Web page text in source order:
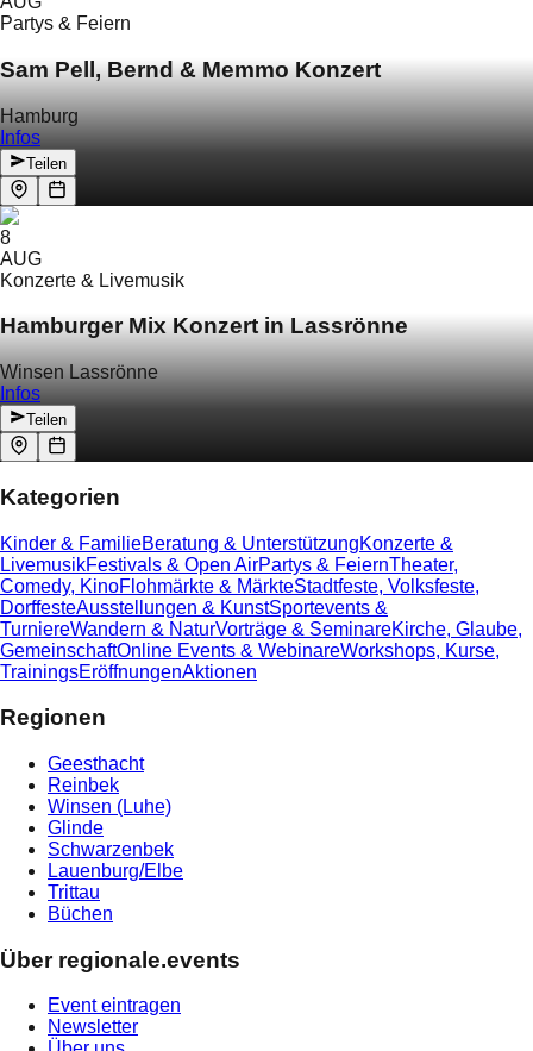
Partys & Feiern
Sam Pell, Bernd & Memmo Konzert
Hamburg
Infos
Teilen
8
AUG
Konzerte & Livemusik
Hamburger Mix Konzert in Lassrönne
Winsen Lassrönne
Infos
Teilen
Kategorien
Kinder & FamilieBeratung & UnterstützungKonzerte &
LivemusikFestivals & Open AirPartys & FeiernTheater,
Comedy, KinoFlohmärkte & MärkteStadtfeste, Volksfeste,
DorffesteAusstellungen & KunstSportevents &
TurniereWandern & NaturVorträge & SeminareKirche, Glaube,
GemeinschaftOnline Events & WebinareWorkshops, Kurse,
TrainingsEröffnungenAktionen
Regionen
Geesthacht
Reinbek
Winsen (Luhe)
Glinde
Schwarzenbek
Lauenburg/Elbe
Trittau
Büchen
Über regionale.events
Event eintragen
Newsletter